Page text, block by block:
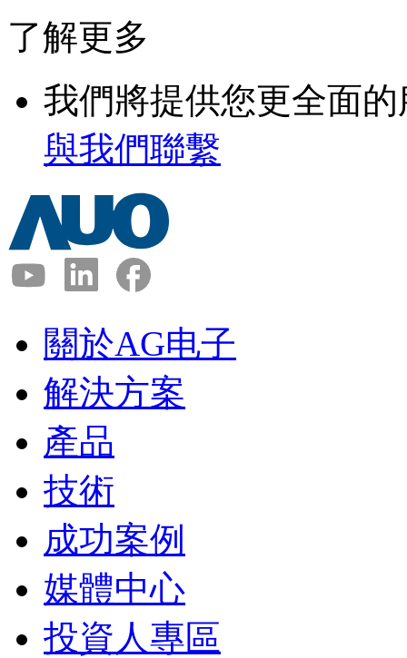
了解更多
我們將提供您更全面的
與我們聯繫
關於AG电子
解決方案
產品
技術
成功案例
媒體中心
投資人專區